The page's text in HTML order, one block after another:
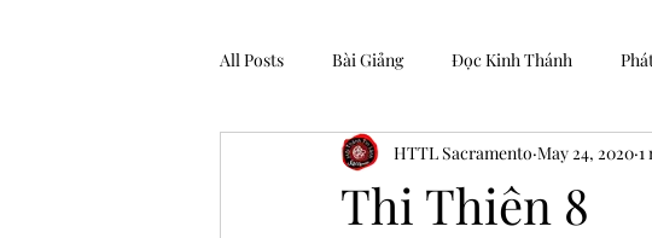
All Posts Bài Giảng Đọc Kinh Thánh
Thi Thiên 8
HTTL Sacramento May 24, 2020 1